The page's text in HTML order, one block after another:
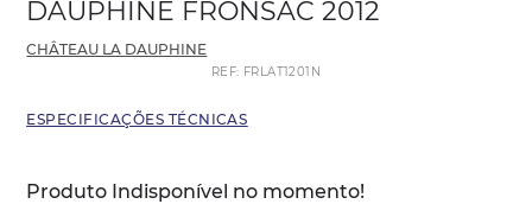
DAUPHINE FRONSAC 2012
CHÂTEAU LA DAUPHINE
REF: FRLAT1201N
ESPECIFICAÇÕES TÉCNICAS
Produto Indisponível no momento!